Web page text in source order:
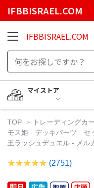
IFBBISRAEL.COM
IFBBISRAEL.COM
マイストア
TOP トレーディングカ
モス姫 デッキパーツ セ
王ラッシュデュエル - メル
(2751)